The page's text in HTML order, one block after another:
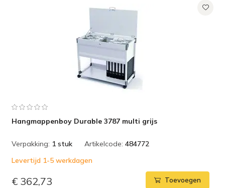
Hangmappenboy Durable 3787 multi grijs
Verpakking: 1 stuk Artikelcode: 484772
Levertijd 1-5 werkdagen
€ 362,73 Toevoegen